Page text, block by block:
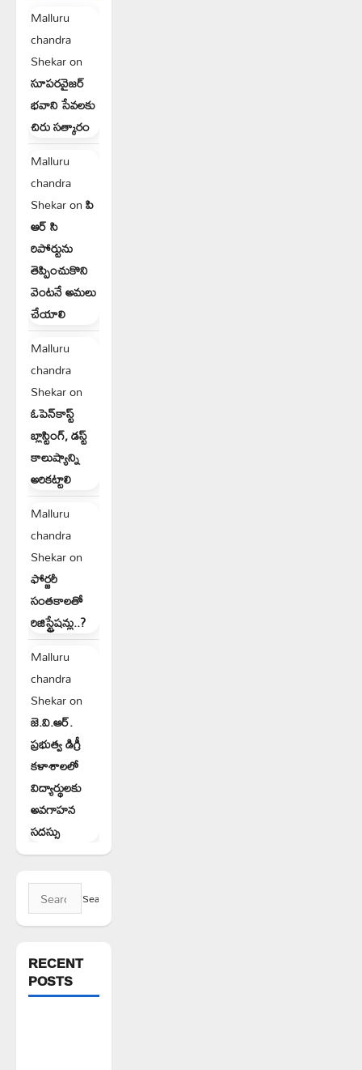
Malluru
chandra
Shekaron
సూపరవైజర్
భవాని సేవలకు
చిరు సత్కారం
Malluru
chandra
Shekaronపి
ఆర్ సి
రిపోర్టును
తెప్పించుకొని
వెంటనే అమలు
చేయాలి
Malluru
chandra
Shekaron
ఓపెన్‌కాస్ట్
బ్లాస్టింగ్, డస్ట్
కాలుష్యాన్ని
అరికట్టాలి
Malluru
chandra
Shekaron
ఫోర్జరీ
సంతకాలతో
రిజిస్ట్రేషన్లు..?
Malluru
chandra
Shekaron
జె.వి.ఆర్.
ప్రభుత్వ డిగ్రీ
కళాశాలలో
విద్యార్థులకు
అవగాహన
సదస్సు
Search
for:
RECENT
POSTS